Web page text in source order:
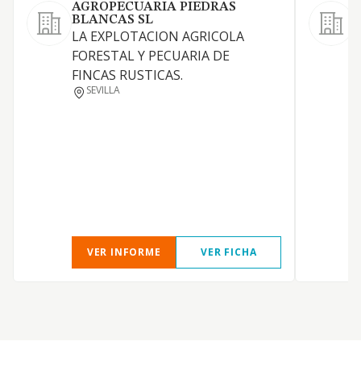
AGROPECUARIA PIEDRAS
BLANCAS SL
LA EXPLOTACION AGRICOLA
FORESTAL Y PECUARIA DE
FINCAS RUSTICAS.
SEVILLA
VER INFORME VER FICHA